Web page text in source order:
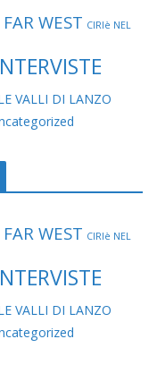
WEST CIRIè NEL
VALLI DI LANZO
WEST CIRIè NEL
VALLI DI LANZO